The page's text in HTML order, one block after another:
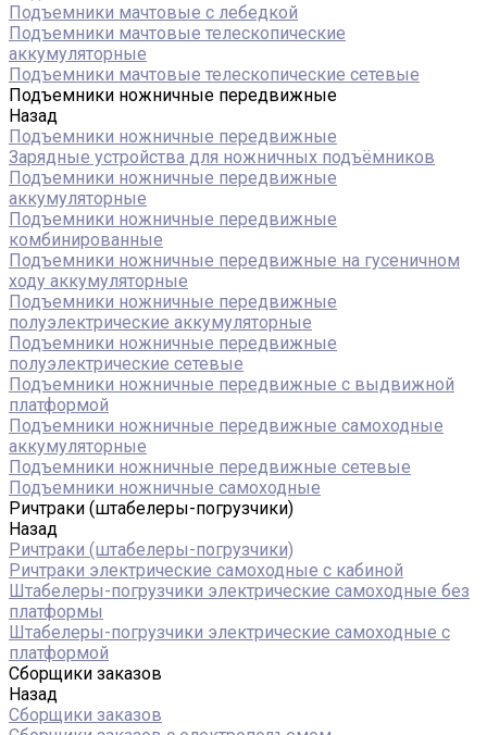
Подъемники мачтовые с лебедкой
Подъемники мачтовые телескопические
аккумуляторные
Подъемники мачтовые телескопические сетевые
Подъемники ножничные передвижные
Назад
Подъемники ножничные передвижные
Зарядные устройства для ножничных подъёмников
Подъемники ножничные передвижные
аккумуляторные
Подъемники ножничные передвижные
комбинированные
Подъемники ножничные передвижные на гусеничном
ходу аккумуляторные
Подъемники ножничные передвижные
полуэлектрические аккумуляторные
Подъемники ножничные передвижные
полуэлектрические сетевые
Подъемники ножничные передвижные с выдвижной
платформой
Подъемники ножничные передвижные самоходные
аккумуляторные
Подъемники ножничные передвижные сетевые
Подъемники ножничные самоходные
Ричтраки (штабелеры-погрузчики)
Назад
Ричтраки (штабелеры-погрузчики)
Ричтраки электрические самоходные с кабиной
Штабелеры-погрузчики электрические самоходные без
платформы
Штабелеры-погрузчики электрические самоходные с
платформой
Сборщики заказов
Назад
Сборщики заказов